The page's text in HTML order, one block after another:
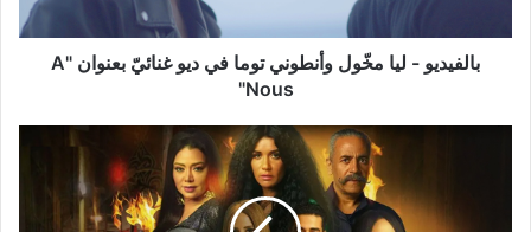
غنائيّ
بعنوان
بالفيديو - ليا مخّول وأنطوني توما في ديو غنائيّ بعنوان "A
Nous"